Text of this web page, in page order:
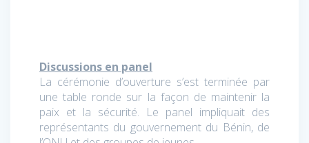
Discussions en panel
La cérémonie d’ouverture s’est terminée par
une table ronde sur la façon de maintenir la
paix et la sécurité. Le panel impliquait des
représentants du gouvernement du Bénin, de